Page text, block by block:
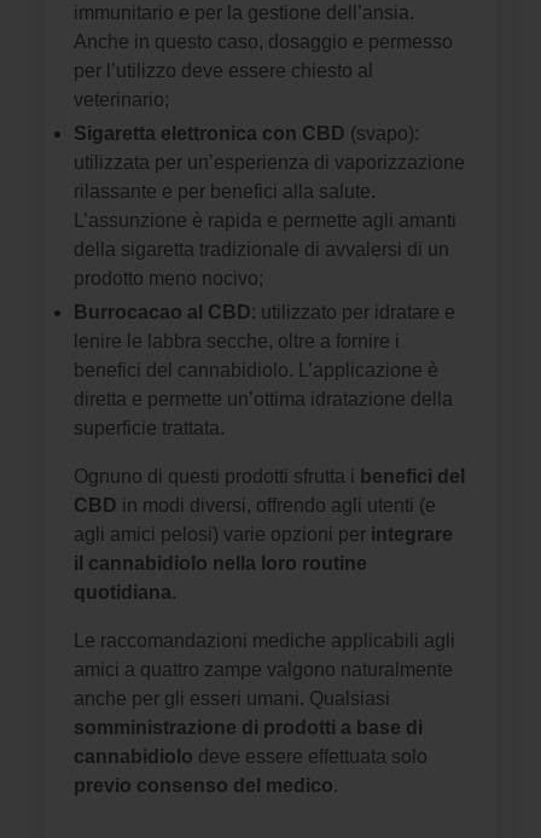
immunitario e per la gestione dell’ansia.
Anche in questo caso, dosaggio e permesso
per l’utilizzo deve essere chiesto al
veterinario;
Sigaretta elettronica con CBD (svapo):
utilizzata per un’esperienza di vaporizzazione
rilassante e per benefici alla salute.
L’assunzione è rapida e permette agli amanti
della sigaretta tradizionale di avvalersi di un
prodotto meno nocivo;
Burrocacao al CBD: utilizzato per idratare e
lenire le labbra secche, oltre a fornire i
benefici del cannabidiolo. L’applicazione è
diretta e permette un’ottima idratazione della
superficie trattata.
Ognuno di questi prodotti sfrutta i benefici del
CBD in modi diversi, offrendo agli utenti (e
agli amici pelosi) varie opzioni per integrare
il cannabidiolo nella loro routine
quotidiana.
Le raccomandazioni mediche applicabili agli
amici a quattro zampe valgono naturalmente
anche per gli esseri umani. Qualsiasi
somministrazione di prodotti a base di
cannabidiolo deve essere effettuata solo
previo consenso del medico.